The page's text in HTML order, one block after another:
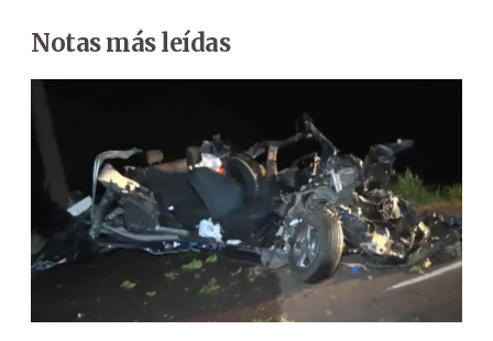
Notas más leídas